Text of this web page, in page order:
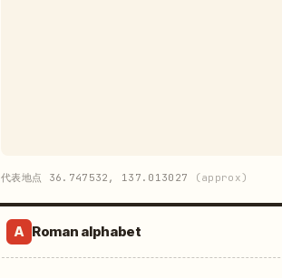
代表地点 36.747532, 137.013027 (approx)
A Roman alphabet